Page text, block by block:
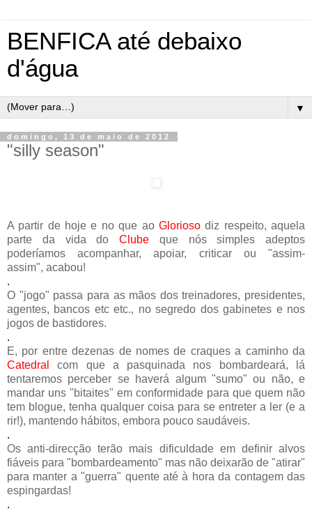
BENFICA até debaixo
d'água
▼
domingo, 13 de maio de 2012
"silly season"
A partir de hoje e no que ao Gloriosodiz respeito, aquela
parte da vida do Clube que nós simples adeptos
poderíamos acompanhar, apoiar, criticar ou "assim-
assim", acabou!
.
O "jogo" passa para as mãos dos treinadores, presidentes,
agentes, bancos etc etc., no segredo dos gabinetes e nos
jogos de bastidores.
.
E, por entre dezenas de nomes de craques a caminho da
Catedral
com que a pasquinada nos bombardeará, lá
tentaremos perceber se haverá algum "sumo" ou não, e
mandar uns "bitaites" em conformidade para que quem não
tem blogue, tenha qualquer coisa para se entreter a ler (e a
rir!), mantendo hábitos, embora pouco saudáveis.
.
Os anti-direcção terão mais dificuldade em definir alvos
fiáveis para "bombardeamento" mas não deixarão de "atirar"
para manter a "guerra" quente até à hora da contagem das
espingardas!
.